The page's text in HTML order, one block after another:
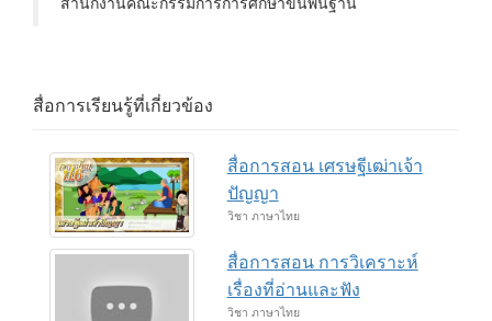
สำนักงานคณะกรรมการการศึกษาขั้นพื้นฐาน
สื่อการเรียนรู้ที่เกี่ยวข้อง
สื่อการสอน เศรษฐีเฒ่าเจ้า
ปัญญา
วิชา ภาษาไทย
สื่อการสอน การวิเคราะห์
เรื่องที่อ่านและฟัง
วิชา ภาษาไทย